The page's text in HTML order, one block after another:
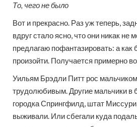
То, чего не было
Вот и прекрасно. Раз уж теперь,
вдруг стало ясно, что они никак не
предлагаю пофантазировать: а как
произойти. Получается примерно
Уильям Брэдли Питт рос
трудолюбивым. Другие мальчики в
городка Спрингфилд, штат
выживали. Или сбегали куда